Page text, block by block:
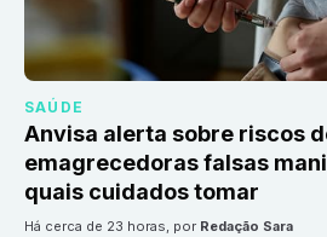
SAÚDE
Anvisa alerta sobre riscos
emagrecedoras falsas
quais cuidados tomar
há cerca de 23 horas, por Redação Sara